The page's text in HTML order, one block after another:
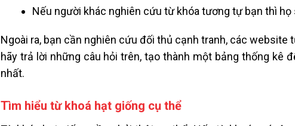
Nếu người khác nghiên cứu từ khóa tương tự bạn thì
Ngoài ra, bạn cần nghiên cứu đối thủ cạnh tranh, các
hãy trả lời những câu hỏi trên, tạo thành một bảng thống kê
nhất.
Tìm hiểu từ khoá hạt giống cụ thể